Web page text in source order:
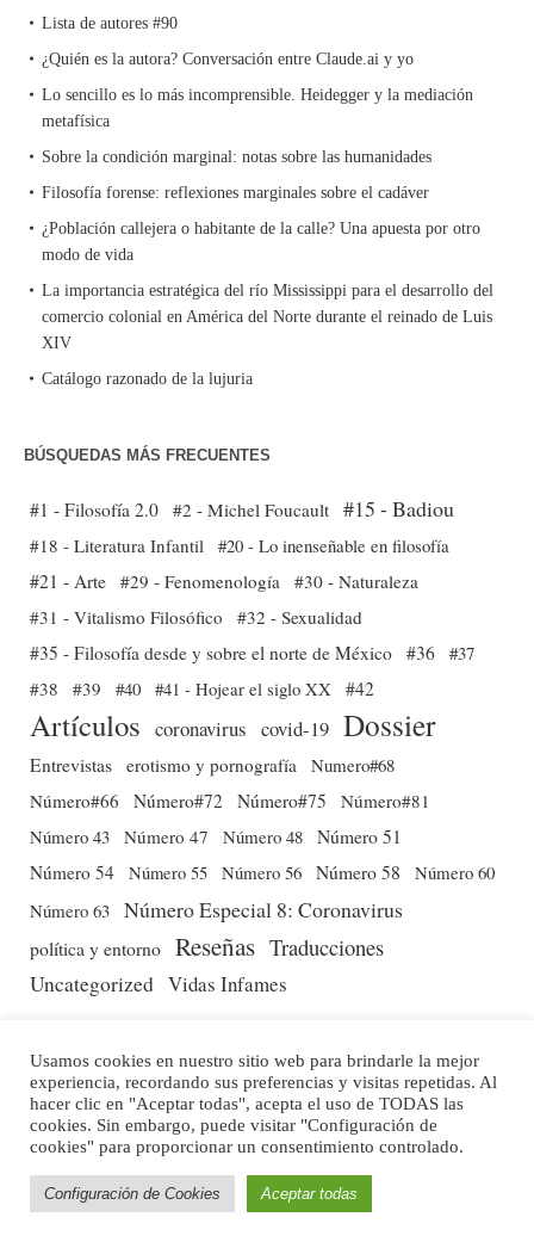
Lista de autores #90
¿Quién es la autora? Conversación entre Claude.ai y yo
Lo sencillo es lo más incomprensible. Heidegger y la mediación
metafísica
Sobre la condición marginal: notas sobre las humanidades
Filosofía forense: reflexiones marginales sobre el cadáver
¿Población callejera o habitante de la calle? Una apuesta por otro
modo de vida
La importancia estratégica del río Mississippi para el desarrollo del
comercio colonial en América del Norte durante el reinado de Luis
XIV
Catálogo razonado de la lujuria
BÚSQUEDAS MÁS FRECUENTES
#1 - Filosofía 2.0 #2 - Michel Foucault #15 - Badiou
#18 - Literatura Infantil #20 - Lo inenseñable en filosofía
#21 - Arte #29 - Fenomenología
#30 - Naturaleza
#31 - Vitalismo Filosófico
#32 - Sexualidad
#35 - Filosofía desde y sobre el norte de México #36 #37
#38
#39 #40 #41 - Hojear el siglo XX #42
Artículos coronavirus covid-19 Dossier
Entrevistas erotismo y pornografía
Numero#68
Número#66
Número#72 Número#75
Número#81
Número 43 Número 47 Número 48 Número 51
Número 54 Número 55 Número 56 Número 58
Número 60
Número 63 Número Especial 8: Coronavirus
política y entorno Reseñas Traducciones
Uncategorized Vidas Infames
Usamos cookies en nuestro sitio web para brindarle la mejor
experiencia, recordando sus preferencias y visitas repetidas. Al
hacer clic en "Aceptar todas", acepta el uso de TODAS las
cookies. Sin embargo, puede visitar "Configuración de
cookies" para proporcionar un consentimiento controlado.
Configuración de Cookies Aceptar todas